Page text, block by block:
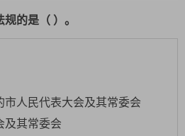
的是（ ）。
市人民代表大会及其常委会
及其常委会